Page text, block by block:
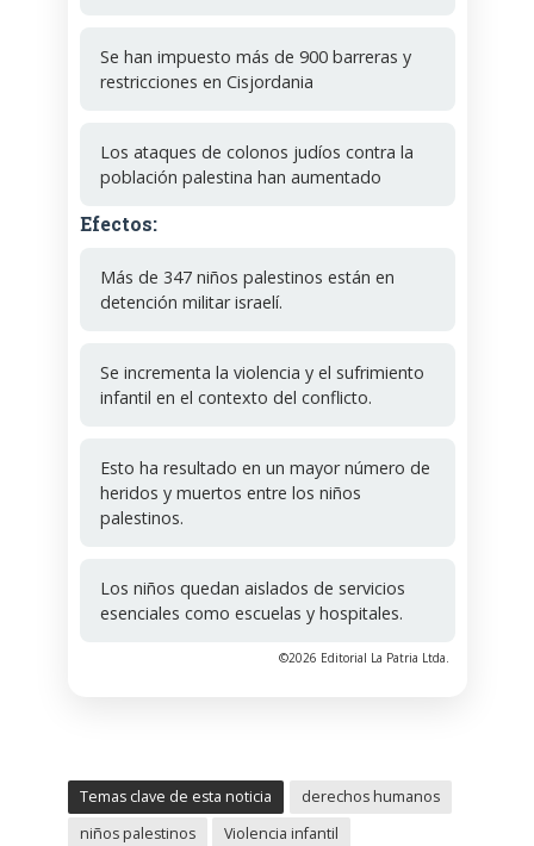
Se han impuesto más de 900 barreras y
restricciones en Cisjordania
Los ataques de colonos judíos contra la
población palestina han aumentado
Efectos:
Más de 347 niños palestinos están en
detención militar israelí.
Se incrementa la violencia y el sufrimiento
infantil en el contexto del conflicto.
Esto ha resultado en un mayor número de
heridos y muertos entre los niños
palestinos.
Los niños quedan aislados de servicios
esenciales como escuelas y hospitales.
©2026 Editorial La Patria Ltda.
Temas clave de esta noticia
derechos humanos
niños palestinos
Violencia infantil